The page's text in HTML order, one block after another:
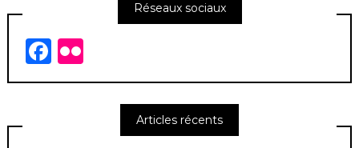
Réseaux sociaux
Facebook
Articles récents